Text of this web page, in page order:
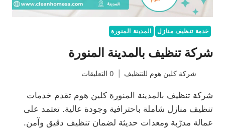
خدمة تنظيف منازل المدينة المنورة
شركة تنظيف بالمدينة المنورة
شركة كلين هوم للتنظيف 0 التعليقات
شركة تنظيف بالمدينة المنورة كلين هوم تقدم خدمات
تنظيف منازل شاملة باحترافية وجودة عالية. تعتمد على
عمالة مدرّبة ومعدات حديثة لضمان تنظيف دقيق وآمن.